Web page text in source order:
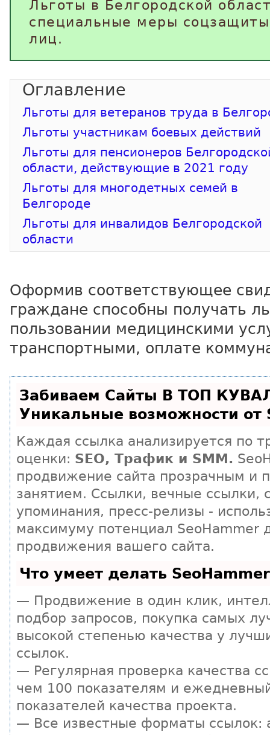
Льготы в Белгородской
специальные меры
лиц.
Льготы для ветеранов труда в
Льготы участникам боевых действий
Льготы для пенсионеров
области, действующие в 2021 году
Льготы для многодетных семей в
Белгороде
Льготы для инвалидов Белгородской
области
Оформив соответствующее
граждане способны получать
пользовании медицинскими
транспортными, оплате
Забиваем Сайты В ТОП
Уникальные возможности от
Каждая ссылка анализируется по
оценки: SEO, Трафик и SMM.
продвижение сайта прозрачным и
занятием. Ссылки, вечные ссылки,
упоминания, пресс-релизы -
максимуму потенциал SeoHammer
продвижения вашего сайта.
Что умеет делать SeoHammer
— Продвижение в один клик,
подбор запросов, покупка самых
высокой степенью качества у
ссылок.
— Регулярная проверка качества
чем 100 показателям и
показателей качества проекта.
— Все известные форматы ссылок: